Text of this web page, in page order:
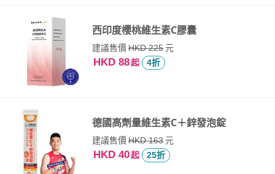
西印度櫻桃維生素C膠囊
建議售價HKD 225元
HKD 88起 4折
德國高劑量維生素C＋鋅發泡錠
建議售價HKD 163元
HKD 40起 25折